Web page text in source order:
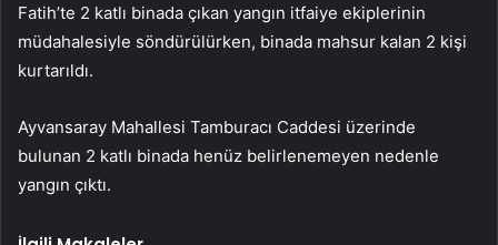
Fatih’te 2 katlı binada çıkan yangın itfaiye ekiplerinin
müdahalesiyle söndürülürken, binada mahsur kalan 2 kişi
kurtarıldı.
Ayvansaray Mahallesi Tamburacı Caddesi üzerinde
bulunan 2 katlı binada henüz belirlenemeyen nedenle
yangın çıktı.